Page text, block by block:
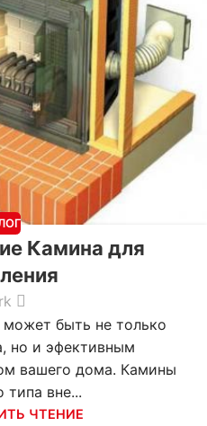
Камина для
быть не только
но и эфективным
вашего дома. Камины
типа вне...
ЧТЕНИЕ